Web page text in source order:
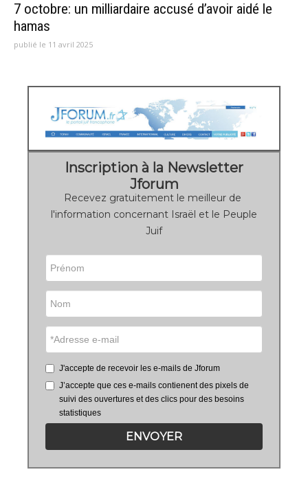
7 octobre: un milliardaire accusé d’avoir aidé le
hamas
publié le 11 avril 2025
Inscription à la Newsletter
Jforum
Recevez gratuitement le meilleur de
l'information concernant Israël et le Peuple
Juif
J'accepte de recevoir les e-mails de Jforum
J’accepte que ces e-mails contienent des pixels de
suivi des ouvertures et des clics pour des besoins
statistiques
ENVOYER